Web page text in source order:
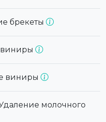
брекеты
виниры
молочного